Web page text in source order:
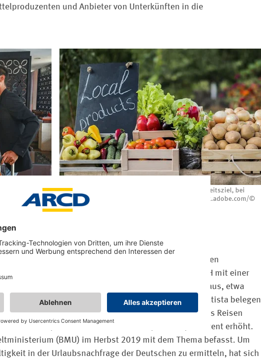
und Anbieter von Unterkünften in die
Der Verzehr lokaler Produkte ist ein Nachhaltigkeitsziel, bei
dem relativ viele Urlauber mitziehen. Foto: stock.adobe.com/©
StockMediaProduction
zum nachhaltigen Reisen? Kurz vor der weltgrößten
haben die ITB und Statista die Rascasse GmbH mit einer
aktuell ca. 3,1 Millionen Deutsche als Zielgruppe aus, etwa
die Daten des GCS (Global Consumer Survey) von Statista belegen
Anteil an Befragten, die der Aussage „Wenn es ums Reisen
zustimmen, hat sich seit 2018 von 10,8 auf 17,8 Prozent erhöht.
(BMU) im Herbst 2019 mit dem Thema befasst. Um
in der Urlaubsnachfrage der Deutschen zu ermitteln, hat sich